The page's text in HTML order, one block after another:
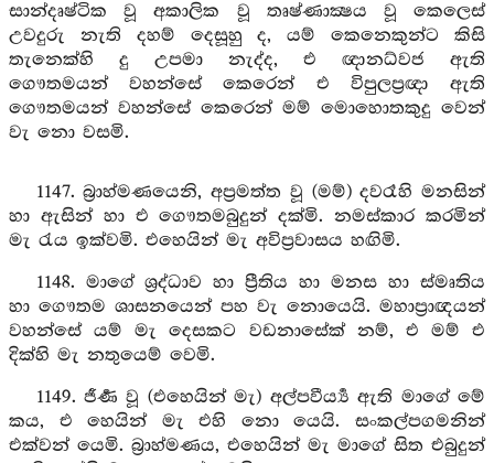
සාන්දෘෂ්ටික වූ අකාලික වූ තෘෂ්ණාක්‍ෂය වූ කෙලෙස්
උවදුරු නැති දහම් දෙසූහු ද, යම් කෙනෙකුන්ට කිසි
තැනෙක්හි දු උපමා නැද්ද, එ ඥානධ්වජ ඇති
ගෞතමයන් වහන්සේ කෙරෙන් එ විපුලප්‍රඥා ඇති
ගෞතමයන් වහන්සේ කෙරෙන් මම් මොහොතකුදු වෙන්
වැ නො වසමි.
1147. බ්‍රාහ්මණයෙනි, අප්‍රමත්ත වූ (මම්) දවරෑහි මනසින්
හා ඇසින් හා එ ගෞතමබුදුන් දක්මි. නමස්කාර කරමින්
මැ රැය ඉක්වමි. එහෙයින් මැ අවිප්‍රවාසය හඟිමි.
1148. මාගේ ශ්‍රද්ධාව හා ප්‍රීතිය හා මනස හා ස්මෘතිය
හා ගෞතම ශාසනයෙන් පහ වැ නොයෙයි. මහාප්‍රාඥයන්
වහන්සේ යම් මැ දෙසකට වඩනාසේක් නම්, එ මම් එ
දික්හි මැ නතුයෙම් වෙමි.
1149. ජීර්‍ණ වූ (එහෙයින් මැ) අල්පවීර්‍ය්‍ය ඇති මාගේ මේ
කය, එ හෙයින් මැ එහි නො යෙයි. සංකල්පගමනින්
එක්වන් යෙමි. බ්‍රාහ්මණය, එහෙයින් මැ මාගේ සිත එබුදුන්